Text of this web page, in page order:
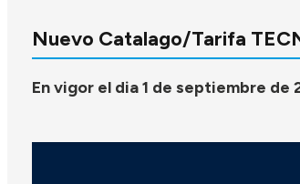
Nuevo Catalago/Tarifa
En vigor el dia 1 de septiembre de